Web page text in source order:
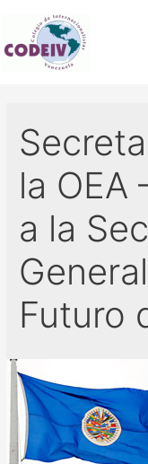
la OEA
a la
Futuro